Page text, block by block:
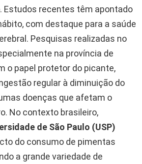
Estudos recentes têm apontado
com destaque para a saúde
Pesquisas realizadas no
na província de
o papel protetor do picante,
regular à diminuição do
doenças que afetam o
No contexto brasileiro,
de São Paulo (USP)
do consumo de pimentas
a grande variedade de